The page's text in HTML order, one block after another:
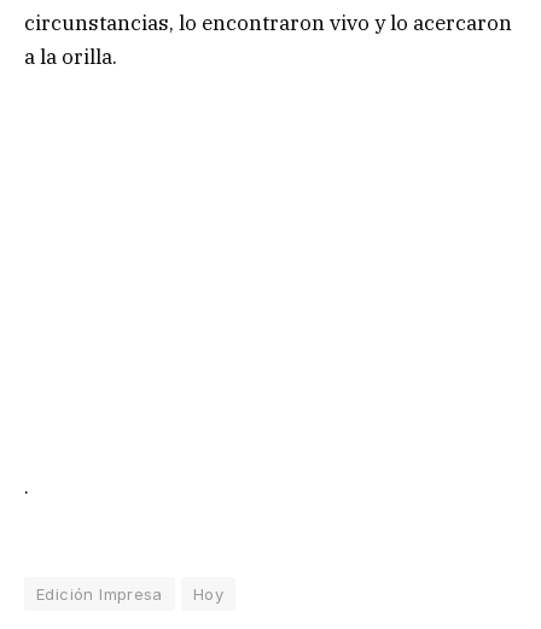
circunstancias, lo encontraron vivo y lo acercaron
a la orilla.
.
Edición Impresa Hoy